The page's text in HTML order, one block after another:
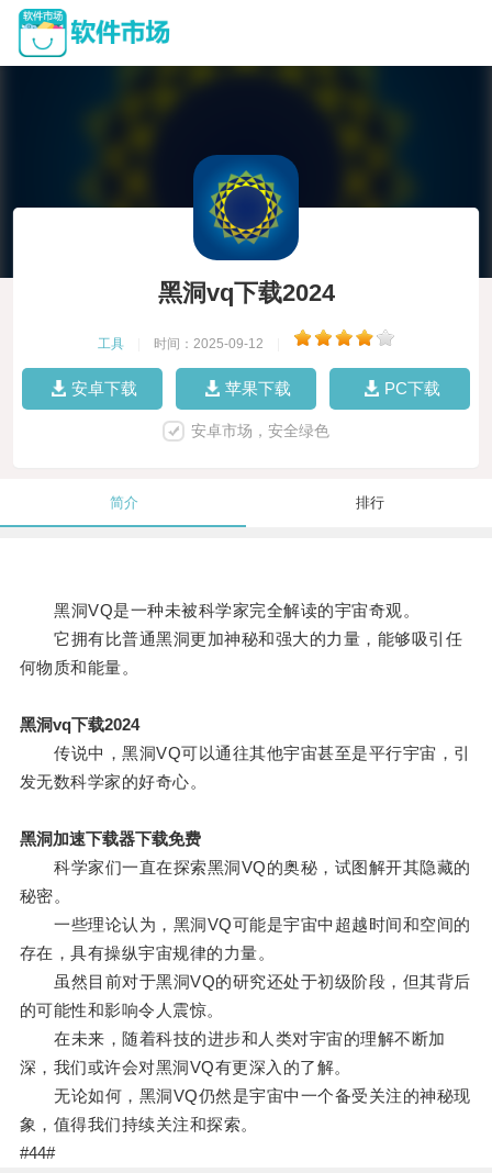
黑洞vq下载2024
工具 时间：2025-09-12
安卓下载 苹果下载 PC下载
安卓市场，安全绿色
简介 排行
黑洞VQ是一种未被科学家完全解读的宇宙奇观。
它拥有比普通黑洞更加神秘和强大的力量，能够吸引任
何物质和能量。
黑洞vq下载2024
传说中，黑洞VQ可以通往其他宇宙甚至是平行宇宙，引
发无数科学家的好奇心。
黑洞加速下载器下载免费
科学家们一直在探索黑洞VQ的奥秘，试图解开其隐藏的
秘密。
一些理论认为，黑洞VQ可能是宇宙中超越时间和空间的
存在，具有操纵宇宙规律的力量。
虽然目前对于黑洞VQ的研究还处于初级阶段，但其背后
的可能性和影响令人震惊。
在未来，随着科技的进步和人类对宇宙的理解不断加
深，我们或许会对黑洞VQ有更深入的了解。
无论如何，黑洞VQ仍然是宇宙中一个备受关注的神秘现
象，值得我们持续关注和探索。
#44#